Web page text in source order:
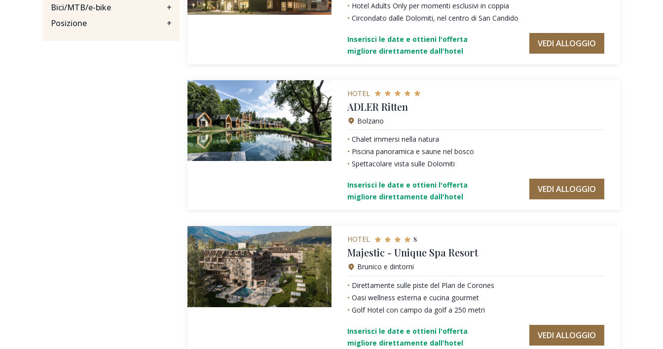
Bici/MTB/e-bike
+
Posizione
+
Hotel Adults Only per momenti esclusivi in coppia
Circondato dalle Dolomiti, nel centro di San Candido
Inserisci le date e ottieni l'offerta
migliore direttamente dall'hotel
VEDI ALLOGGIO
HOTEL
ADLER Ritten
Bolzano
Chalet immersi nella natura
Piscina panoramica e saune nel bosco
Spettacolare vista sulle Dolomiti
Inserisci le date e ottieni l'offerta
migliore direttamente dall'hotel
VEDI ALLOGGIO
HOTEL s
Majestic - Unique Spa Resort
Brunico e dintorni
Direttamente sulle piste del Plan de Corones
Oasi wellness esterna e cucina gourmet
Golf Hotel con campo da golf a 250 metri
Inserisci le date e ottieni l'offerta
migliore direttamente dall'hotel
VEDI ALLOGGIO